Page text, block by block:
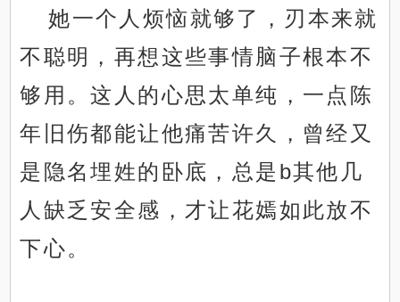
她一个人烦恼就够了，刃本来就
不聪明，再想这些事情脑子根本不
够用。这人的心思太单纯，一点陈
年旧伤都能让他痛苦许久，曾经又
是隐名埋姓的卧底，总是b其他几
人缺乏安全感，才让花嫣如此放不
下心。